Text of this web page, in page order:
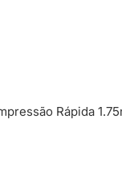
Rápida